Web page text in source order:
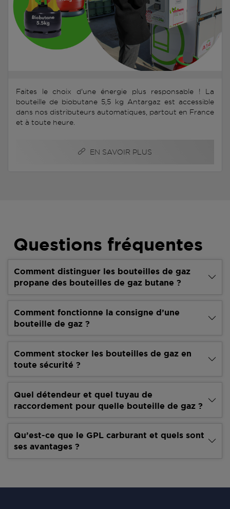
Faites le choix d'une énergie plus responsable ! La
bouteille de biobutane 5,5 kg Antargaz est accessible
dans nos distributeurs automatiques, partout en France
et à toute heure.
EN SAVOIR PLUS
Questions fréquentes
Comment distinguer les bouteilles de gaz
propane des bouteilles de gaz butane ?
Comment fonctionne la consigne d’une
bouteille de gaz ?
Comment stocker les bouteilles de gaz en
toute sécurité ?
Quel détendeur et quel tuyau de
raccordement pour quelle bouteille de gaz ?
Qu’est-ce que le GPL carburant et quels sont
ses avantages ?